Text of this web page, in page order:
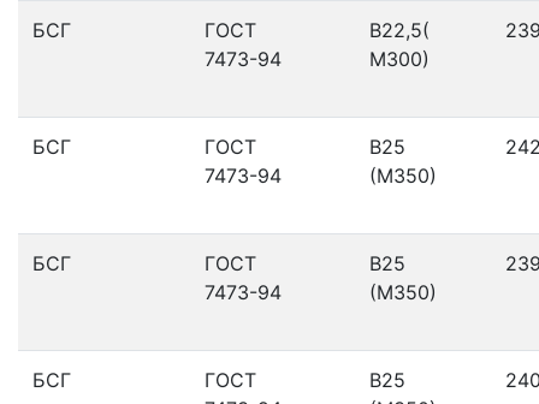
БСГ
ГОСТ
7473-94
В22,5(
М300)
БСГ
ГОСТ
7473-94
В25
(М350)
БСГ
ГОСТ
7473-94
В25
(М350)
БСГ
ГОСТ
В25